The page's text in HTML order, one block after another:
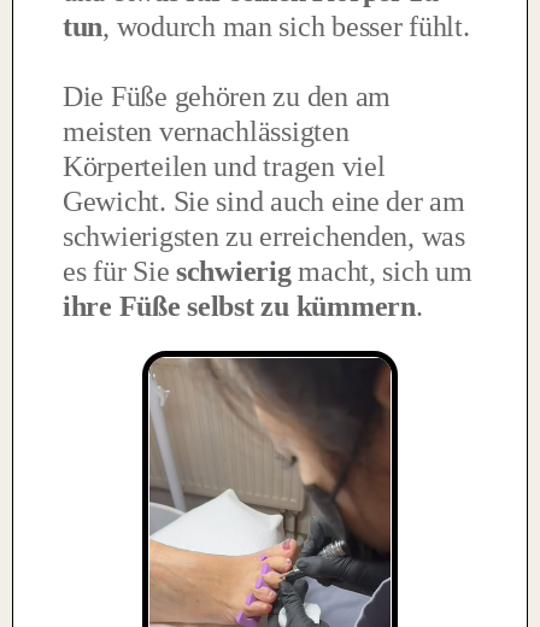
tun, wodurch man sich besser fühlt.
Die Füße gehören zu den am
meisten vernachlässigten
Körperteilen und tragen viel
Gewicht. Sie sind auch eine der am
schwierigsten zu erreichenden, was
es für Sieschwierigmacht, sich um
ihre Füße selbst zu kümmern.